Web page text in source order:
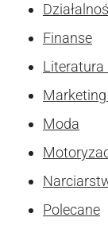
Finanse
Literatura
Moda
Polecane